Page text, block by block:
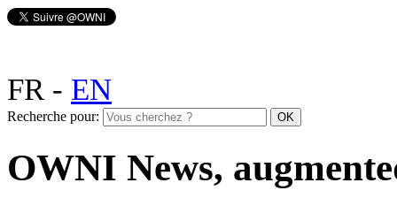
FR- EN
Recherche pour:
OWNI News,